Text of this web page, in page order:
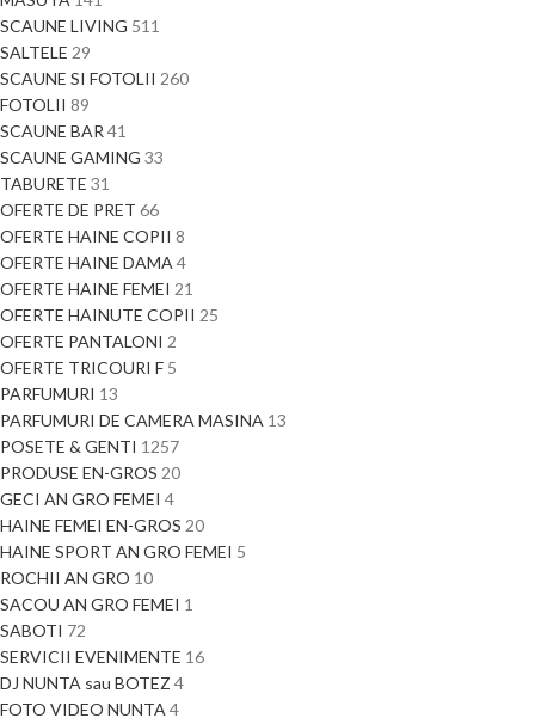
SCAUNE LIVING 511
SALTELE 29
SCAUNE SI FOTOLII 260
FOTOLII 89
SCAUNE BAR 41
SCAUNE GAMING 33
TABURETE 31
OFERTE DE PRET 66
OFERTE HAINE COPII 8
OFERTE HAINE DAMA 4
OFERTE HAINE FEMEI 21
OFERTE HAINUTE COPII 25
OFERTE PANTALONI 2
OFERTE TRICOURI F 5
PARFUMURI 13
PARFUMURI DE CAMERA MASINA 13
POSETE & GENTI 1257
PRODUSE EN-GROS 20
GECI AN GRO FEMEI 4
HAINE FEMEI EN-GROS 20
HAINE SPORT AN GRO FEMEI 5
ROCHII AN GRO 10
SACOU AN GRO FEMEI 1
SABOTI 72
SERVICII EVENIMENTE 16
DJ NUNTA sau BOTEZ 4
FOTO VIDEO NUNTA 4